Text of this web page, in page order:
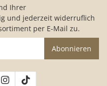
Ihrer
und jederzeit widerruflich
per E-Mail zu.
Abonnieren